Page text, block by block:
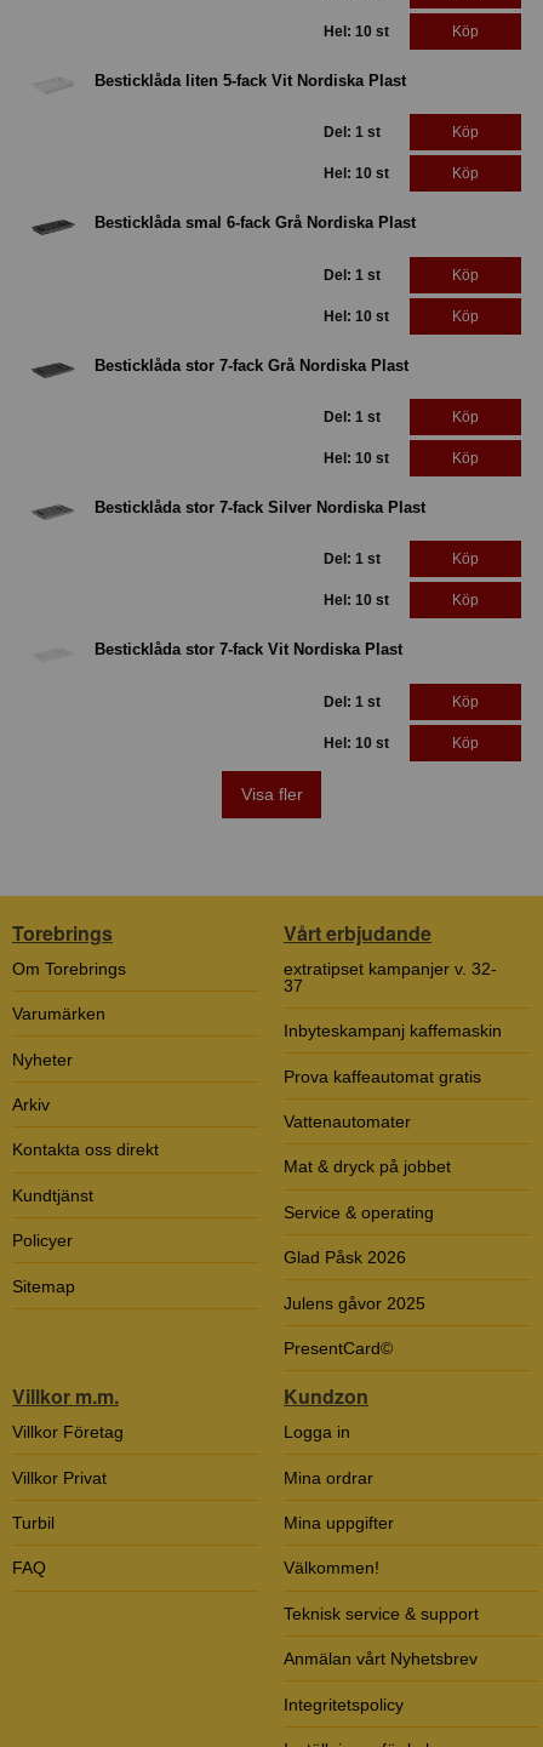
Hel: 10 st Köp
Besticklåda liten 5-fack Vit Nordiska Plast
Del: 1 st Köp
Hel: 10 st Köp
Besticklåda smal 6-fack Grå Nordiska Plast
Del: 1 st Köp
Hel: 10 st Köp
Besticklåda stor 7-fack Grå Nordiska Plast
Del: 1 st Köp
Hel: 10 st Köp
Besticklåda stor 7-fack Silver Nordiska Plast
Del: 1 st Köp
Hel: 10 st Köp
Besticklåda stor 7-fack Vit Nordiska Plast
Del: 1 st Köp
Hel: 10 st Köp
Visa fler
Torebrings
Om Torebrings
Varumärken
Nyheter
Arkiv
Kontakta oss direkt
Kundtjänst
Policyer
Sitemap
Vårt erbjudande
extratipset kampanjer v. 32-
37
Inbyteskampanj kaffemaskin
Prova kaffeautomat gratis
Vattenautomater
Mat & dryck på jobbet
Service & operating
Glad Påsk 2026
Julens gåvor 2025
PresentCard©
Villkor m.m.
Villkor Företag
Villkor Privat
Turbil
FAQ
Kundzon
Logga in
Mina ordrar
Mina uppgifter
Välkommen!
Teknisk service & support
Anmälan vårt Nyhetsbrev
Integritetspolicy